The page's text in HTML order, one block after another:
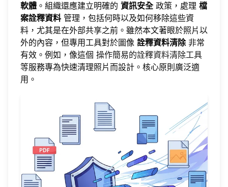
軟體 。組織還應建立明確的 資訊安全政策，處理 檔
案詮釋資料 管理，包括何時以及如何移除這些資
料，尤其是在外部共享之前。雖然本文著眼於照片以
外的內容，但專用工具對於圖像 詮釋資料清除非常
有效。例如，像這個 操作簡易的詮釋資料清除工具
等服務專為快速清理照片而設計。核心原則廣泛適
用。